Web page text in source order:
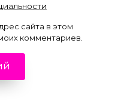
сайта в этом
комментариев.